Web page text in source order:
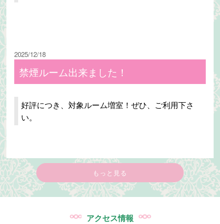
2025/12/18
禁煙ルーム出来ました！
好評につき、対象ルーム増室！ぜひ、ご利用下さ
い。
もっと見る
アクセス情報